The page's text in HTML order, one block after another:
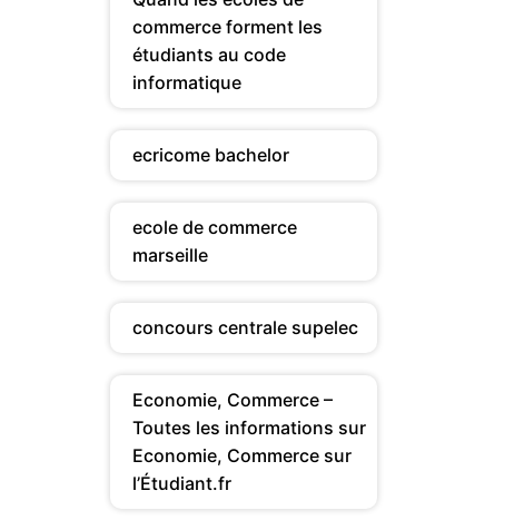
commerce forment les
étudiants au code
informatique
ecricome bachelor
ecole de commerce
marseille
concours centrale supelec
Economie, Commerce –
Toutes les informations sur
Economie, Commerce sur
l’Étudiant.fr